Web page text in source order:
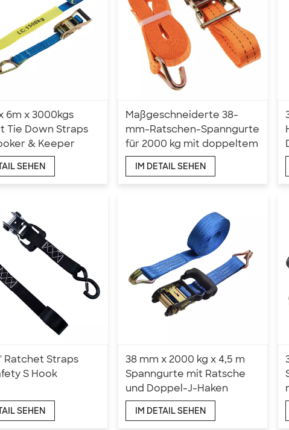
6m x 3000kgs
Tie Down Straps
& Keeper
SEHEN
Maßgeschneiderte 38-
mm-Ratschen-Spanngurte
für 2000 kg mit doppeltem
J-Haken
IM DETAIL SEHEN
Ratchet Straps
S Hook
SEHEN
38 mm x 2000 kg x 4,5 m
Spanngurte mit Ratsche
und Doppel-J-Haken
IM DETAIL SEHEN